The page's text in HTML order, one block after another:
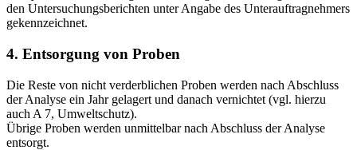
den Untersuchungsberichten unter Angabe des Unterauftragnehmers
gekennzeichnet.
4. Entsorgung von Proben
Die Reste von nicht verderblichen Proben werden nach Abschluss
der Analyse ein Jahr gelagert und danach vernichtet (vgl. hierzu
auch A 7, Umweltschutz).
Übrige Proben werden unmittelbar nach Abschluss der Analyse
entsorgt.